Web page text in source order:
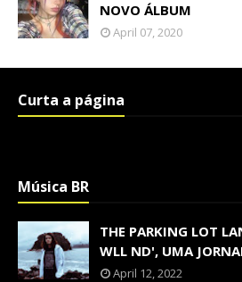
NOVO ÁLBUM
April 07, 2020
Curta a página
Música BR
THE PARKING LOT
WLL ND', UMA
April 12, 2022